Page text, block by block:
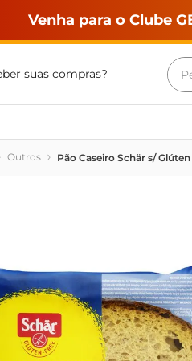
Venha para o Clube
suas compras?
Outros Pão Caseiro Schär s/